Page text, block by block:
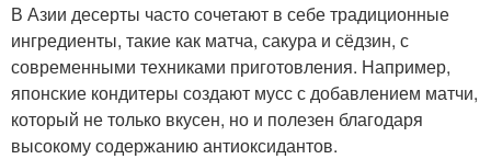
В Азии десерты часто сочетают в себе традиционные
ингредиенты, такие как матча, сакура и сёдзин, с
современными техниками приготовления. Например,
японские кондитеры создают мусс с добавлением матчи,
который не только вкусен, но и полезен благодаря
высокому содержанию антиоксидантов.